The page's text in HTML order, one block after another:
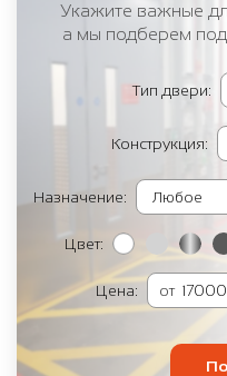
Укажите важные
а мы подберем
Тип двери:
Конструкция:
Назначение:
Цвет:
Цена: от